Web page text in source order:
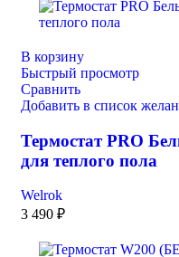
В корзину
Быстрый просмотр
Сравнить
Добавить в список
Термостат PRO
для теплого пола
Welrok
3 490 ₽